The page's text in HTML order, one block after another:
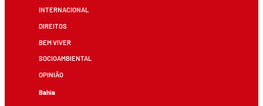
INTERNACIONAL
DIREITOS
BEM VIVER
SOCIOAMBIENTAL
OPINIÃO
Bahia